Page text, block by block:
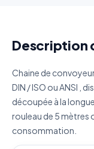
Description
Chaine de
DIN / ISO ou ANSI ,
découpée à la
rouleau de 5 mètres
consommation.
ma demande.
Vos